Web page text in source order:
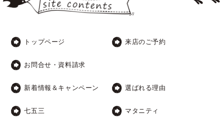
トップページ 来店のご予約
お問合せ・資料請求
新着情報＆キャンペーン 選ばれる理由
七五三 マタニティ